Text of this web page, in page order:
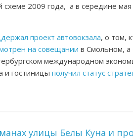
схеме 2009 года, а в середине
проект автовокзала, о том,
на совещании в Смольном, а
международном
и гостиницы получил статус
улицы Белы Куна и